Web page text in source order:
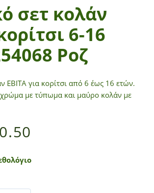
σετ κολάν
6-16
Ροζ
ΕΒΙΤΑ για κορίτσι από 6 έως 16 ετών.
με τύπωμα και μαύρο κολάν με